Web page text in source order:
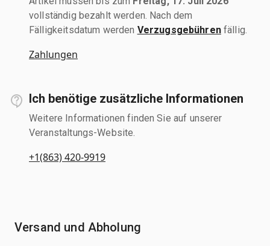
vollständig bezahlt werden. Nach dem
Fälligkeitsdatum werden Verzugsgebührenfällig.
Zahlungen
Ich benötige zusätzliche Informationen
Weitere Informationen finden Sie auf unserer
Veranstaltungs-Website.
+1(863) 420-9919
Versand und Abholung